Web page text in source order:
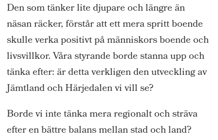
Den som tänker lite djupare och längre än
näsan räcker, förstår att ett mera spritt boende
skulle verka positivt på människors boende och
livsvillkor. Våra styrande borde stanna upp och
tänka efter: är detta verkligen den utveckling av
Jämtland och Härjedalen vi vill se?
Borde vi inte tänka mera regionalt och sträva
efter en bättre balans mellan stad och land?